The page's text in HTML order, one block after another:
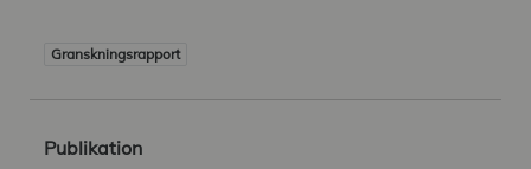
Granskningsrapport
Publikation